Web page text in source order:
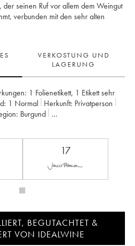
seinen Ruf vor allem dem Weingut
verbunden mit den sehr alten
VERKOSTUNG UND
LAGERUNG
1 Folienetikett, 1 Etikett sehr
1 Normal Herkunft:
privatperson
Burgund
17
BEGUTACHTET &
VON IDEALWINE